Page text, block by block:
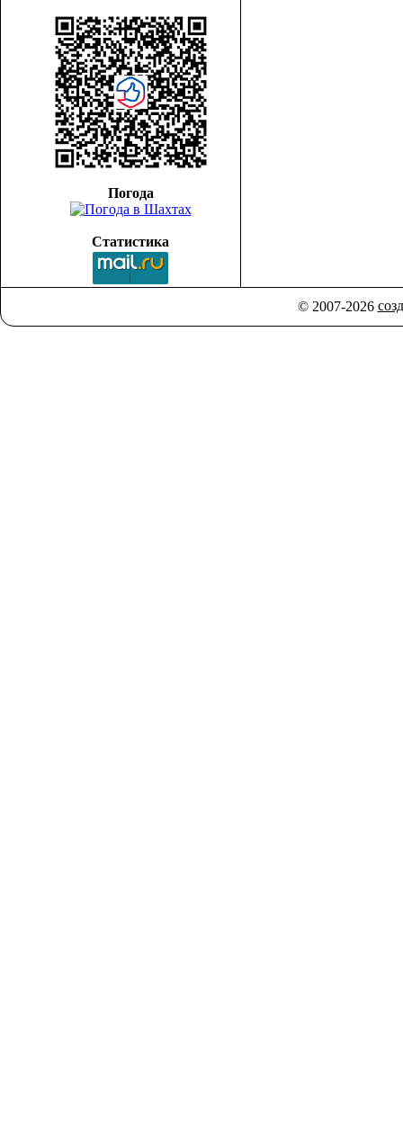
Погода
Статистика
© 2007-2026